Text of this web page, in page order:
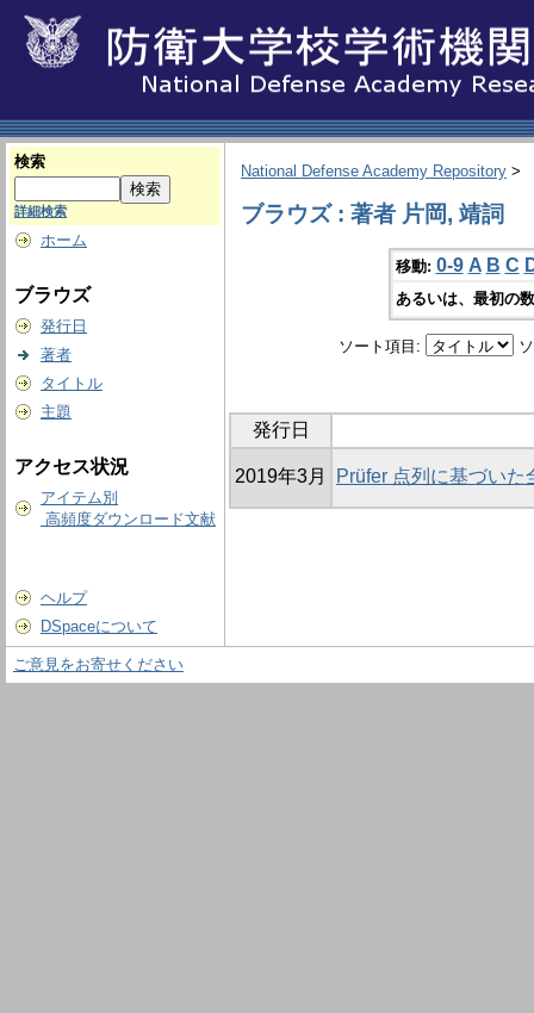
検索
詳細検索
ホーム
ブラウズ
発行日
著者
タイトル
主題
アクセス状況
アイテム別
高頻度ダウンロード文献
ヘルプ
DSpaceについて
National Defense Academy Repository >
ブラウズ : 著者 片岡, 靖詞
移動: 0-9 A B C
あるいは、最初の
ソート項目:
発行日
2019年3月 Prüfer 点列に基づい
ご意見をお寄せください